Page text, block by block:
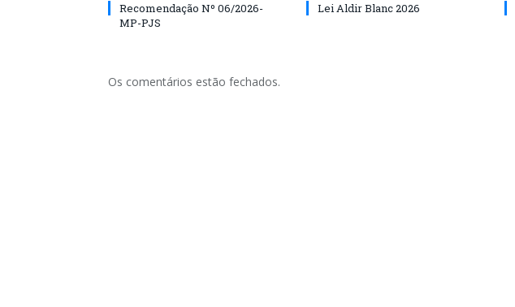
Recomendação Nº 06/2026-
MP-PJS
Lei Aldir Blanc 2026
Os comentários estão fechados.